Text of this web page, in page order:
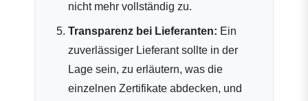
nicht mehr vollständig zu.
Transparenz bei Lieferanten: Ein
zuverlässiger Lieferant sollte in der
Lage sein, zu erläutern, was die
einzelnen Zertifikate abdecken, und